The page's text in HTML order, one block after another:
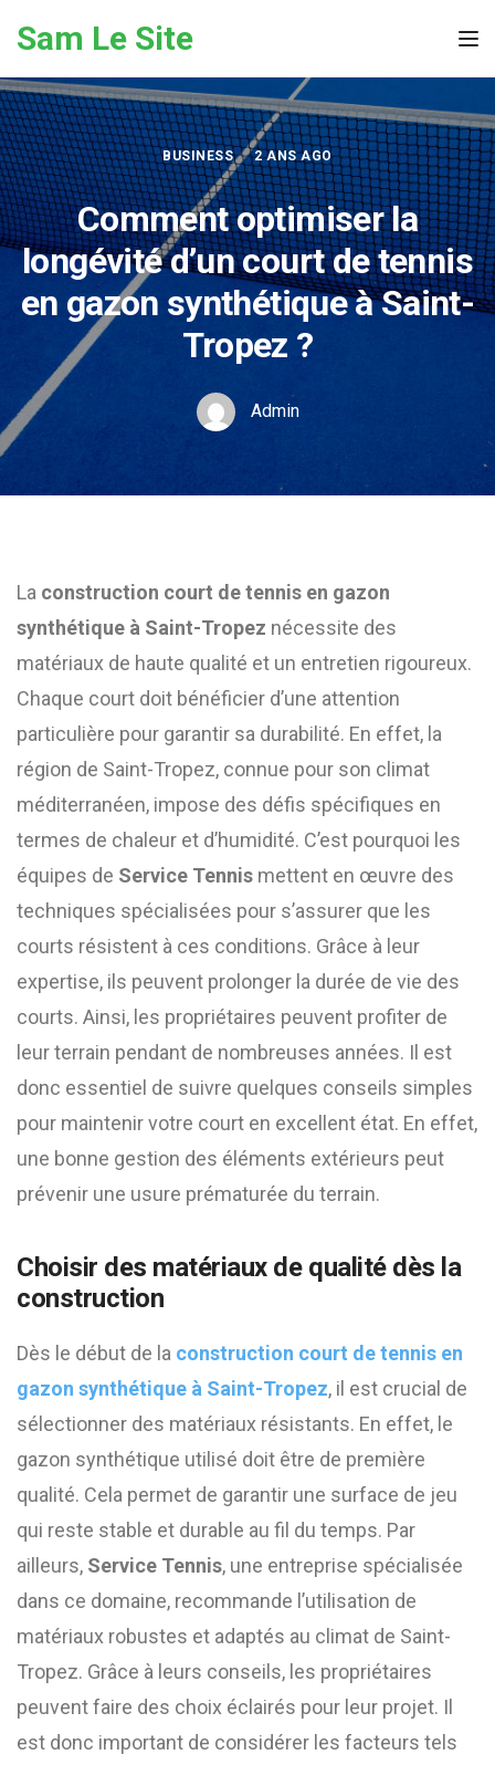
Sam Le Site
BUSINESS 2 ANS AGO
Comment optimiser la
longévité d’un court de tennis
en gazon synthétique à Saint-
Tropez ?
Admin
La construction court de tennis en gazon
synthétique à Saint-Tropez nécessite des
matériaux de haute qualité et un entretien rigoureux.
Chaque court doit bénéficier d’une attention
particulière pour garantir sa durabilité. En effet, la
région de Saint-Tropez, connue pour son climat
méditerranéen, impose des défis spécifiques en
termes de chaleur et d’humidité. C’est pourquoi les
équipes de Service Tennis mettent en œuvre des
techniques spécialisées pour s’assurer que les
courts résistent à ces conditions. Grâce à leur
expertise, ils peuvent prolonger la durée de vie des
courts. Ainsi, les propriétaires peuvent profiter de
leur terrain pendant de nombreuses années. Il est
donc essentiel de suivre quelques conseils simples
pour maintenir votre court en excellent état. En effet,
une bonne gestion des éléments extérieurs peut
prévenir une usure prématurée du terrain.
Choisir des matériaux de qualité dès la
construction
Dès le début de la construction court de tennis en
gazon synthétique à Saint-Tropez, il est crucial de
sélectionner des matériaux résistants. En effet, le
gazon synthétique utilisé doit être de première
qualité. Cela permet de garantir une surface de jeu
qui reste stable et durable au fil du temps. Par
ailleurs, Service Tennis, une entreprise spécialisée
dans ce domaine, recommande l’utilisation de
matériaux robustes et adaptés au climat de Saint-
Tropez. Grâce à leurs conseils, les propriétaires
peuvent faire des choix éclairés pour leur projet. Il
est donc important de considérer les facteurs tels